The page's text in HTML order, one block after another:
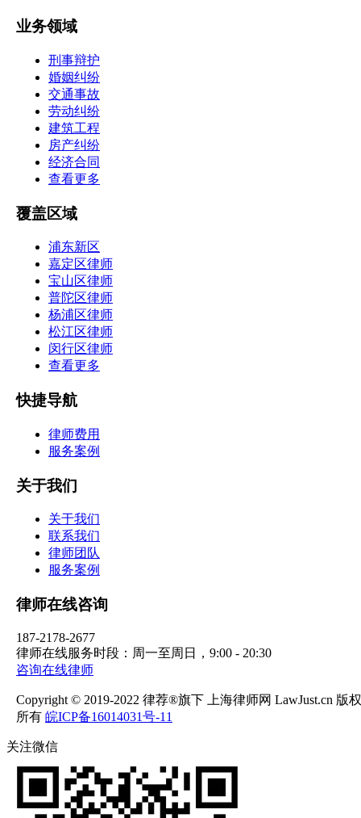
业务领域
刑事辩护
婚姻纠纷
交通事故
劳动纠纷
建筑工程
房产纠纷
经济合同
查看更多
覆盖区域
浦东新区
嘉定区律师
宝山区律师
普陀区律师
杨浦区律师
松江区律师
闵行区律师
查看更多
快捷导航
律师费用
服务案例
关于我们
关于我们
联系我们
律师团队
服务案例
律师在线咨询
187-2178-2677
律师在线服务时段：周一至周日，9:00 - 20:30
咨询在线律师
Copyright © 2019-2022 律荐®旗下 上海律师网 LawJust.cn 版权
所有 皖ICP备16014031号-11
关注微信